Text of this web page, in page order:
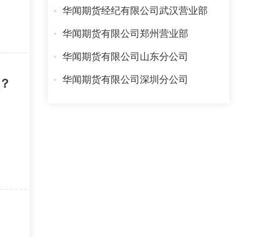
华闻期货经纪有限公司武汉营业部
华闻期货有限公司郑州营业部
华闻期货有限公司山东分公司
华闻期货有限公司深圳分公司